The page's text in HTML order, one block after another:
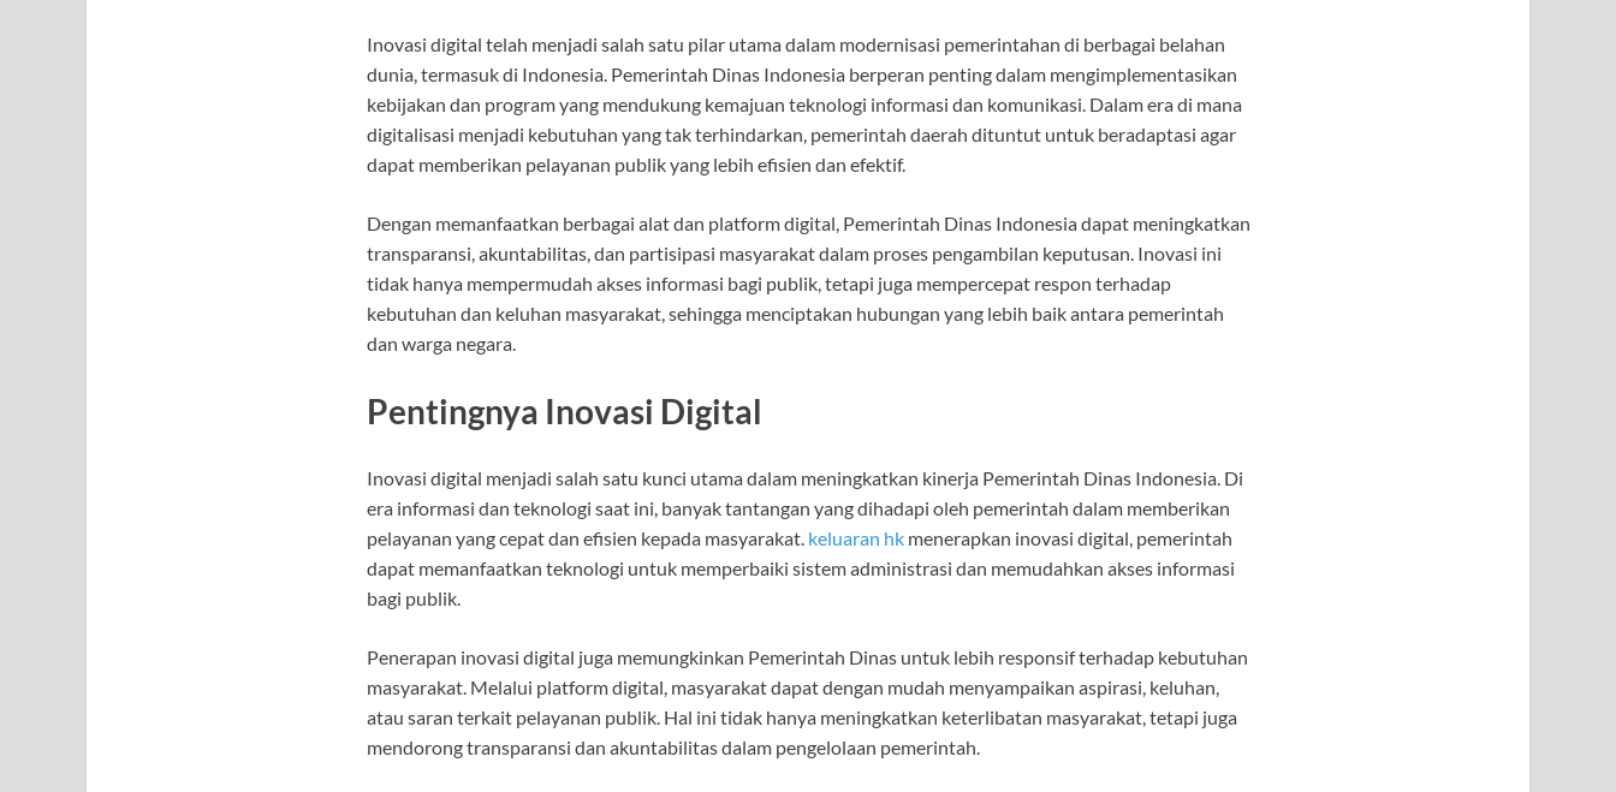
Inovasi digital telah menjadi salah satu pilar utama dalam modernisasi pemerintahan di berbagai belahan
dunia, termasuk di Indonesia. Pemerintah Dinas Indonesia berperan penting dalam mengimplementasikan
kebijakan dan program yang mendukung kemajuan teknologi informasi dan komunikasi. Dalam era di mana
digitalisasi menjadi kebutuhan yang tak terhindarkan, pemerintah daerah dituntut untuk beradaptasi agar
dapat memberikan pelayanan publik yang lebih efisien dan efektif.
Dengan memanfaatkan berbagai alat dan platform digital, Pemerintah Dinas Indonesia dapat meningkatkan
transparansi, akuntabilitas, dan partisipasi masyarakat dalam proses pengambilan keputusan. Inovasi ini
tidak hanya mempermudah akses informasi bagi publik, tetapi juga mempercepat respon terhadap
kebutuhan dan keluhan masyarakat, sehingga menciptakan hubungan yang lebih baik antara pemerintah
dan warga negara.
Pentingnya Inovasi Digital
Inovasi digital menjadi salah satu kunci utama dalam meningkatkan kinerja Pemerintah Dinas Indonesia. Di
era informasi dan teknologi saat ini, banyak tantangan yang dihadapi oleh pemerintah dalam memberikan
pelayanan yang cepat dan efisien kepada masyarakat. keluaran hkmenerapkan inovasi digital, pemerintah
dapat memanfaatkan teknologi untuk memperbaiki sistem administrasi dan memudahkan akses informasi
bagi publik.
Penerapan inovasi digital juga memungkinkan Pemerintah Dinas untuk lebih responsif terhadap kebutuhan
masyarakat. Melalui platform digital, masyarakat dapat dengan mudah menyampaikan aspirasi, keluhan,
atau saran terkait pelayanan publik. Hal ini tidak hanya meningkatkan keterlibatan masyarakat, tetapi juga
mendorong transparansi dan akuntabilitas dalam pengelolaan pemerintah.